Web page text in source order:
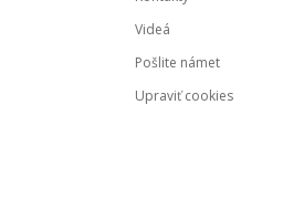
Videá
Pošlite námet
Upraviť cookies